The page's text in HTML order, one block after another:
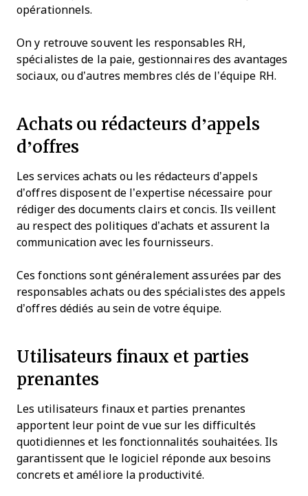
opérationnels.
On y retrouve souvent les responsables RH,
spécialistes de la paie, gestionnaires des avantages
sociaux, ou d’autres membres clés de l’équipe RH.
Achats ou rédacteurs d’appels
d’offres
Les services achats ou les rédacteurs d’appels
d’offres disposent de l’expertise nécessaire pour
rédiger des documents clairs et concis. Ils veillent
au respect des politiques d’achats et assurent la
communication avec les fournisseurs.
Ces fonctions sont généralement assurées par des
responsables achats ou des spécialistes des appels
d’offres dédiés au sein de votre équipe.
Utilisateurs finaux et parties
prenantes
Les utilisateurs finaux et parties prenantes
apportent leur point de vue sur les difficultés
quotidiennes et les fonctionnalités souhaitées. Ils
garantissent que le logiciel réponde aux besoins
concrets et améliore la productivité.